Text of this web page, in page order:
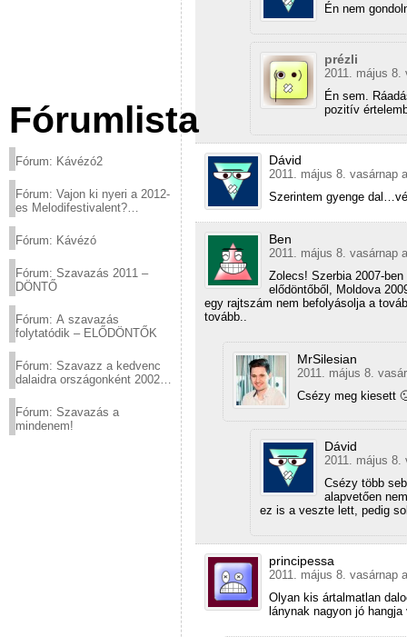
Fórumlista
Fórum: Kávézó2
Fórum: Vajon ki nyeri a 2012-
es Melodifestivalent?
Fórum: Kávézó
Fórum: Szavazás 2011 –
DÖNTŐ
Fórum: A szavazás
folytatódik – ELŐDÖNTŐK
Fórum: Szavazz a kedvenc
dalaidra országonként 2002
Fórum: Szavazás a
mindenem!
Én nem
prézli
2011. május 8.
Én sem.
pozitív
Dávid
2011. május 8. vasárnap
Szerintem gyenge
Ben
2011. május 8. vasárnap
Zolecs! Szerbia 2007-
elődöntőből, Moldova
egy rajtszám nem befolyásolja a
tovább..
MrSilesian
2011. május 8.
Csézy meg kiesett
Dávid
2011. május 8.
Csézy több
alapvetően
ez is a veszte lett, pedig
principessa
2011. május 8. vasárnap
Olyan kis ártalmatlan
lánynak nagyon jó hangja